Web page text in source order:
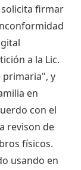
firmar
a la Lic.
primaria", y
en
con el
revison de
físicos.
usando en